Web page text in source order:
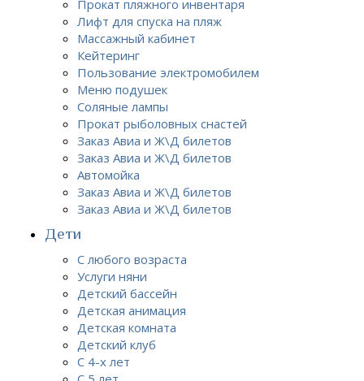
Прокат пляжного инвентаря
Лифт для спуска на пляж
Массажный кабинет
Кейтеринг
Пользование электромобилем
Меню подушек
Соляные лампы
Прокат рыболовных снастей
Заказ Авиа и Ж\Д билетов
Заказ Авиа и Ж\Д билетов
Автомойка
Заказ Авиа и Ж\Д билетов
Заказ Авиа и Ж\Д билетов
Дети
С любого возраста
Услуги няни
Детский бассейн
Детская анимация
Детская комната
Детский клуб
С 4-х лет